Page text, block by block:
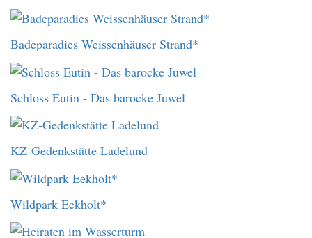
Badeparadies Weissenhäuser Strand*
Schloss Eutin - Das barocke Juwel
KZ-Gedenkstätte Ladelund
Wildpark Eekholt*